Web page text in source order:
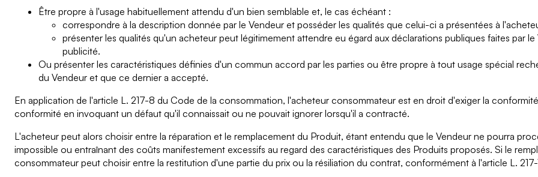
Être propre à l'usage habituellement attendu d'un bien semblable et, le cas échéant :
correspondre à la description donnée par le Vendeur et posséder les qualités que celui-ci a présentées à
présenter les qualités qu'un acheteur peut légitimement attendre eu égard aux déclarations publiques faites par
publicité.
Ou présenter les caractéristiques définies d'un commun accord par les parties ou être propre à tout usage spécial
du Vendeur et que ce dernier a accepté.
En application de l'article L. 217-8 du Code de la consommation, l'acheteur consommateur est en droit d'exiger la
conformité en invoquant un défaut qu'il connaissait ou ne pouvait ignorer lorsqu'il a contracté.
L'acheteur peut alors choisir entre la réparation et le remplacement du Produit, étant entendu que le Vendeur ne pourra
impossible ou entraînant des coûts manifestement excessifs au regard des caractéristiques des Produits proposés. Si le
consommateur peut choisir entre la restitution d'une partie du prix ou la résiliation du contrat, conformément à l'article L.